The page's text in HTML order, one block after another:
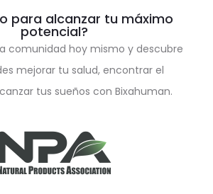
para alcanzar tu máximo
potencial?
comunidad hoy mismo y descubre
mejorar tu salud, encontrar el
tus sueños con Bixahuman.